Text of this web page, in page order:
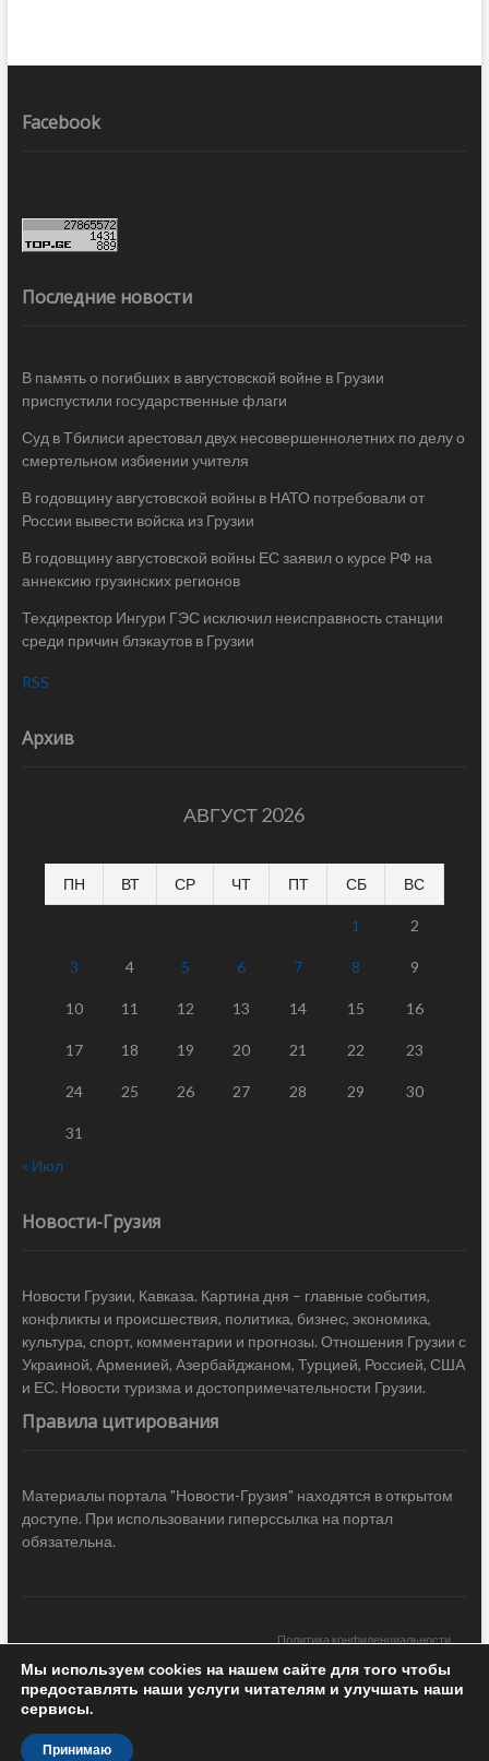
Facebook
Последние новости
В память о погибших в августовской войне в Грузии
приспустили государственные флаги
Суд в Тбилиси арестовал двух несовершеннолетних по делу о
смертельном избиении учителя
В годовщину августовской войны в НАТО потребовали от
России вывести войска из Грузии
В годовщину августовской войны ЕС заявил о курсе РФ на
аннексию грузинских регионов
Техдиректор Ингури ГЭС исключил неисправность станции
среди причин блэкаутов в Грузии
RSS
Архив
АВГУСТ 2026
ПН ВТ СР ЧТ ПТ СБ ВС
1 2
3 4 5 6 7 8 9
10 11 12 13 14 15 16
17 18 19 20 21 22 23
24 25 26 27 28 29 30
31
« Июл
Новости-Грузия
Новости Грузии, Кавказа. Картина дня – главные события,
конфликты и происшествия, политика, бизнес, экономика,
культура, спорт, комментарии и прогнозы. Отношения Грузии с
Украиной, Арменией, Азербайджаном, Турцией, Россией, США
и ЕС. Новости туризма и достопримечательности Грузии.
Правила цитирования
Материалы портала "Новости-Грузия" находятся в открытом
доступе. При использовании гиперссылка на портал
обязательна.
Политика конфиденциальности
Новости Грузии| Black Sea Press LTD © 2020 All Rights Reserved /
Design & development —
Мы используем cookies на нашем сайте для того чтобы
предоставлять наши услуги читателям и улучшать наши
сервисы.
Принимаю